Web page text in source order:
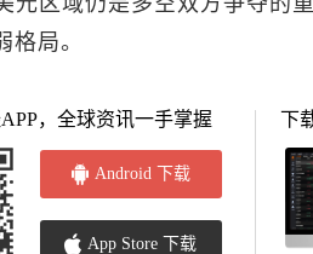
格局。
，全球资讯一手掌握
Android 下载
App Store 下载
下